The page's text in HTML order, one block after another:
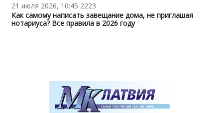
21 июля 2026, 10:45 2223
Как самому написать завещание дома, не приглашая
нотариуса? Все правила в 2026 году